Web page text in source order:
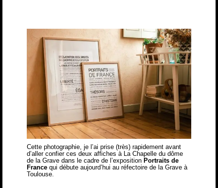
Cette photographie, je l’ai prise (très) rapidement avant
d’aller confier ces deux affiches à La Chapelle du dôme
de la Grave dans le cadre de l’exposition Portraits de
France qui débute aujourd’hui au réfectoire de la Grave à
Toulouse.